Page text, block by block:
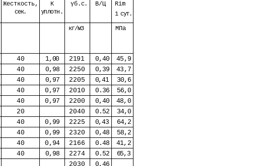
Жесткость,
сек.
К
уплотн .
γб.с. В/Ц
Rim
1 сут.
кг/м3 МПа
40 1,00 2191 0,40
45,9
40 0,98 2250 0,39
43,7
40 0,97 2205 0,41
30,6
40 0,97 2010 0.36
56,0
40 0,97 2200 0,40
48,0
20 2040 0.52
34,0
40 0,99 2225 0,43
64,2
40 0,99 2320 0,48
58,2
40 0,94 2166 0.48
41,2
40 0,98 2274 0.52
65,3
2030
0,46